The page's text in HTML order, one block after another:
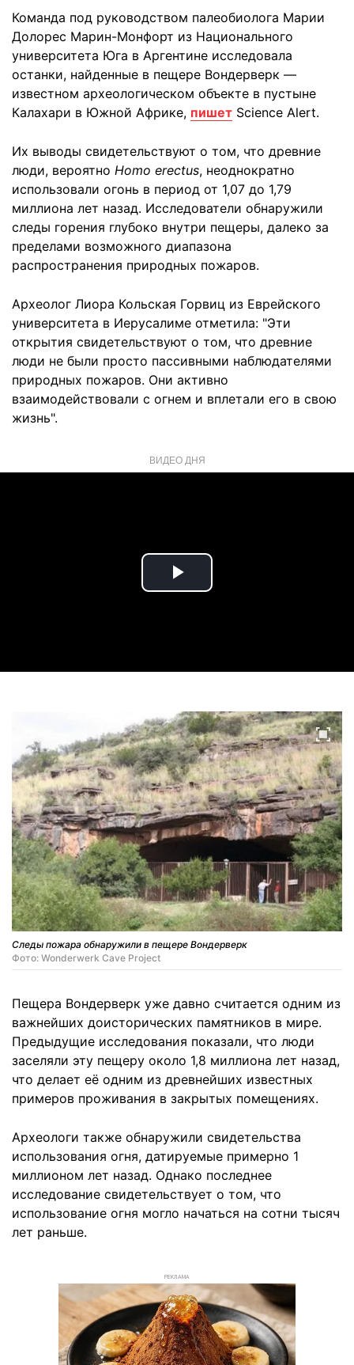
Команда под руководством палеобиолога Марии
Долорес Марин-Монфорт из Национального
университета Юга в Аргентине исследовала
останки, найденные в пещере Вондерверк —
известном археологическом объекте в пустыне
Калахари в Южной Африке, пишет Science Alert.
Их выводы свидетельствуют о том, что древние
люди, вероятно Homo erectus, неоднократно
использовали огонь в период от 1,07 до 1,79
миллиона лет назад. Исследователи обнаружили
следы горения глубоко внутри пещеры, далеко за
пределами возможного диапазона
распространения природных пожаров.
Археолог Лиора Кольская Горвиц из Еврейского
университета в Иерусалиме отметила: "Эти
открытия свидетельствуют о том, что древние
люди не были просто пассивными наблюдателями
природных пожаров. Они активно
взаимодействовали с огнем и вплетали его в свою
жизнь".
ВИДЕО ДНЯ
Play
Следы пожара обнаружили в пещере Вондерверк
Фото: Wonderwerk Cave Project
Пещера Вондерверк уже давно считается одним из
важнейших доисторических памятников в мире.
Предыдущие исследования показали, что люди
заселяли эту пещеру около 1,8 миллиона лет назад,
что делает её одним из древнейших известных
примеров проживания в закрытых помещениях.
Археологи также обнаружили свидетельства
использования огня, датируемые примерно 1
миллионом лет назад. Однако последнее
исследование свидетельствует о том, что
использование огня могло начаться на сотни тысяч
лет раньше.
РЕКЛАМА